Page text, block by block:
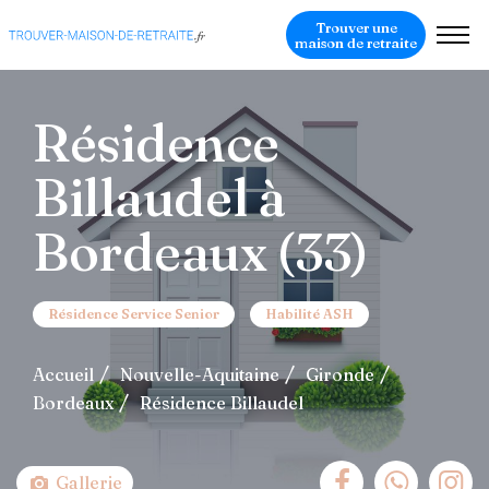
Trouver une
maison de retraite
Résidence
Billaudel à
Bordeaux (33)
Résidence Service Senior Habilité ASH
Accueil Nouvelle-Aquitaine
Gironde
Bordeaux
Résidence Billaudel
Gallerie